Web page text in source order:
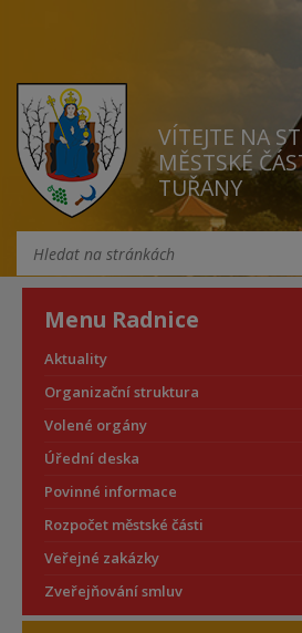
VÍTEJTE NA
MĚSTSKÉ
TUŘANY
Menu Radnice
Aktuality
Organizační struktura
Volené orgány
Úřední deska
Povinné informace
Rozpočet městské části
Veřejné zakázky
Zveřejňování smluv